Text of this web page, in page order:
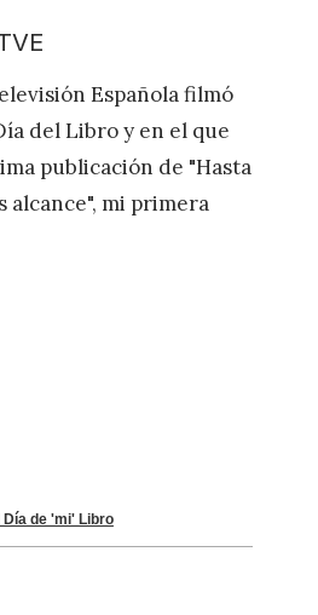
Española filmó
del Libro y en el que
publicación de "Hasta
alcance", mi primera
Día de 'mi' Libro